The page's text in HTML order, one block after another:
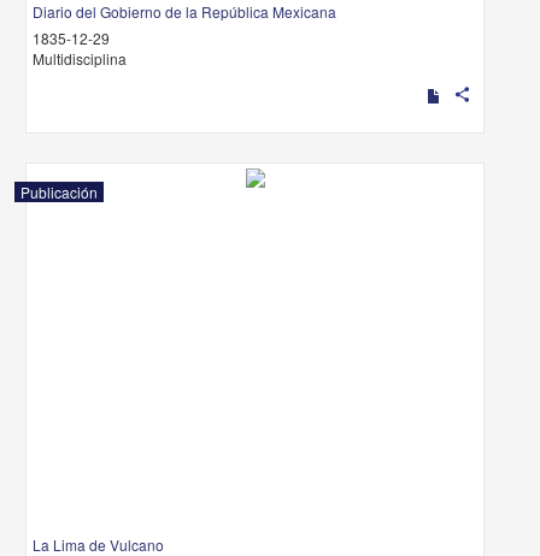
Diario del Gobierno de la República Mexicana
1835-12-29
Multidisciplina
share
Publicación
La Lima de Vulcano